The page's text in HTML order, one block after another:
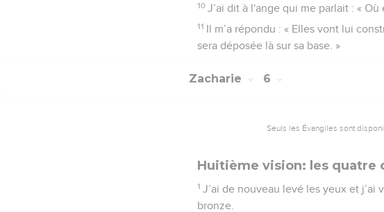
10 J’ai dit à l'ange qui me parlait : «
11 Il m’a répondu : « Elles vont lui
sera déposée là sur sa base. »
Zacharie 6
Seuls les Évangiles sont
Huitième vision: les quatre
1 J’ai de nouveau levé les yeux et
bronze.